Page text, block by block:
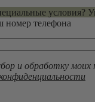
условия?
номер телефона
и обработку моих